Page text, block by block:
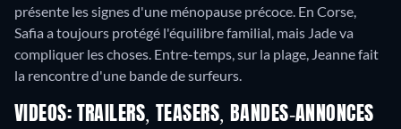
présente les signes d'une ménopause précoce. En Corse,
Safia a toujours protégé l'équilibre familial, mais Jade va
compliquer les choses. Entre-temps, sur la plage, Jeanne fait
la rencontre d'une bande de surfeurs.
VIDEOS: TRAILERS, TEASERS, BANDES-ANNONCES